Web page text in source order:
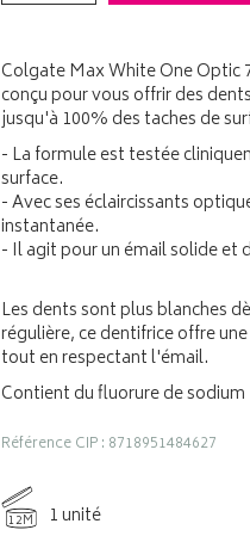
Colgate Max White One Optic
conçu pour vous offrir des
jusqu'à 100% des taches de
- La formule est testée
surface.
- Avec ses éclaircissants
instantanée.
- Il agit pour un émail solide et
Les dents sont plus blanches
régulière, ce dentifrice offre
tout en respectant l'émail.
Contient du fluorure de sodium
Référence CIP : 8718951484627
12M
1 unité